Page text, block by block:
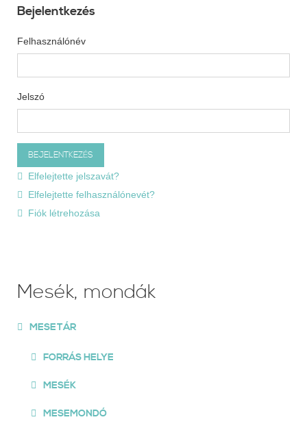
Bejelentkezés
Felhasználónév
Jelszó
Elfelejtette jelszavát?
Elfelejtette felhasználónevét?
Fiók létrehozása
Mesék, mondák
MESETÁR
FORRÁS HELYE
MESÉK
MESEMONDÓ